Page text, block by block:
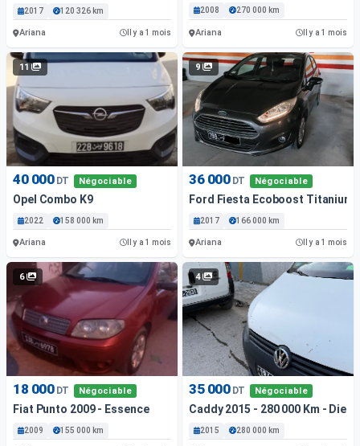
2017 120 326 km
Ariana Il y a 1 mois
2008 270 000 km
Ariana Il y a 1 mois
11
40 000 DT Négociable
Opel Combo K9
2022 158 000 km
Ariana Il y a 1 mois
9
36 000 DT Négociable
Ford Fiesta Ecoboost Titanium
2017 166 000 km
Ariana Il y a 1 mois
6
18 000 DT Négociable
Fiat Punto 2009 - Essence
2009 155 000 km
4
35 000 DT Négociable
Caddy 2015 - 280 000 Km -
2015 280 000 km